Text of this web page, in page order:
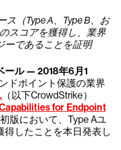
（Type A、Type B、お
スコアを獲得し、業界
ーであることを証明
ール — 2018年6月1
ドポイント保護の業界
（以下CrowdStrike）
for Endpoint
版において、Type Aユ
得したことを本日発表し